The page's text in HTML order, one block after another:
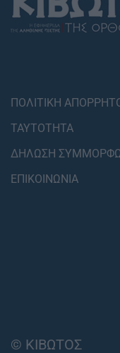
ΠΟΛΙΤΙΚΗ
ΤΑΥΤΟΤΗΤΑ
ΔΗΛΩΣΗ
ΕΠΙΚΟΙΝΩΝΙΑ
© ΚΙΒΩΤΟΣ